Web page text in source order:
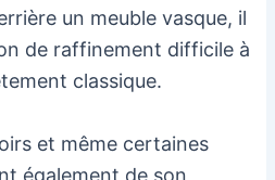
un meuble vasque, il
de raffinement difficile à
classique.
et même certaines
également de son